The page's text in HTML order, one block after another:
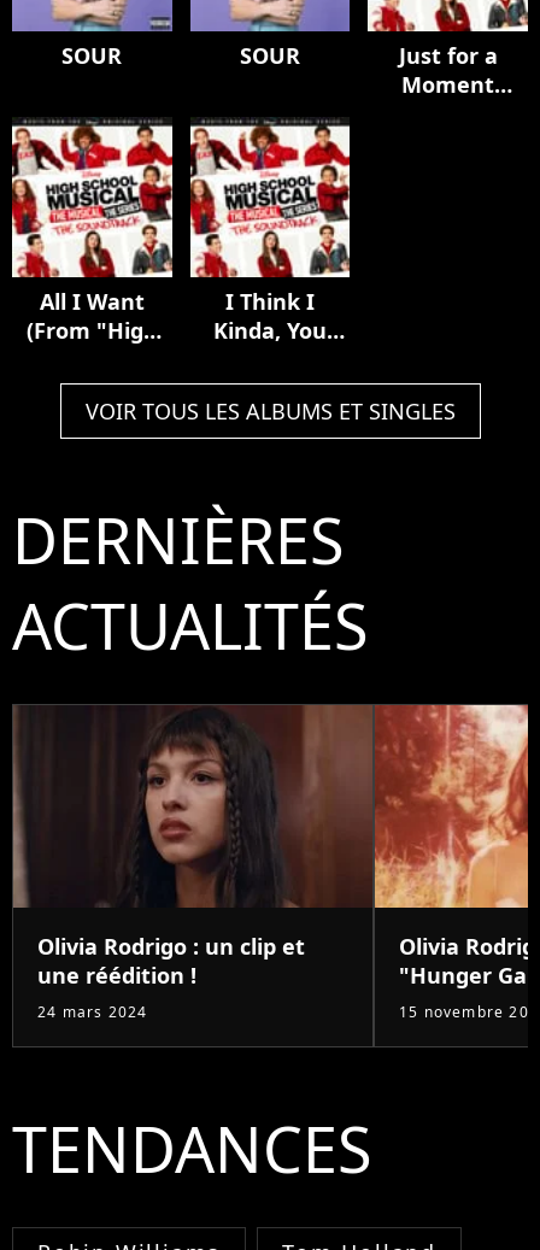
SOUR SOUR
Just for a
Moment
All I Want
(From "High
Musical: The
Musical: The
Series")
I Think I
Kinda, You
"High School
Musical: The
Musical: The
VOIR TOUS LES ALBUMS ET SINGLES
DERNIÈRES
ACTUALITÉS
Olivia Rodrigo : un clip et
une réédition !
24 mars 2024
Olivia
"Hunger
15 novembre
TENDANCES